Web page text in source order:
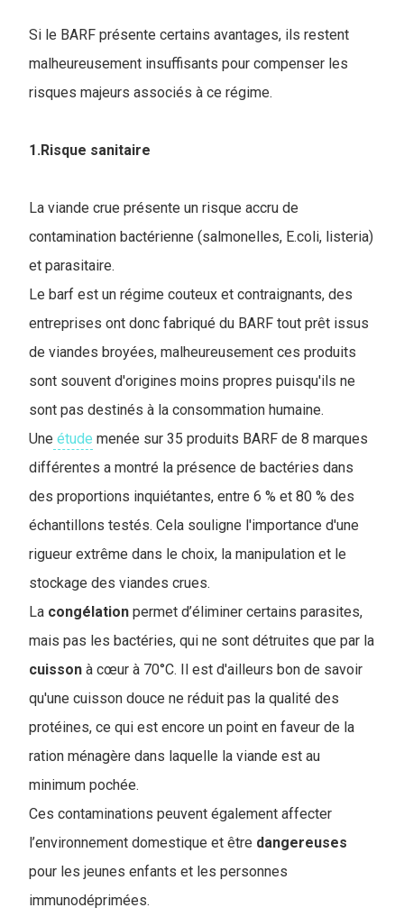
Si le BARF présente certains avantages, ils restent
malheureusement insuffisants pour compenser les
risques majeurs associés à ce régime.
1.Risque sanitaire
La viande crue présente un risque accru de
contamination bactérienne (salmonelles, E.coli, listeria)
et parasitaire.
Le barf est un régime couteux et contraignants, des
entreprises ont donc fabriqué du BARF tout prêt issus
de viandes broyées, malheureusement ces produits
sont souvent d'origines moins propres puisqu'ils ne
sont pas destinés à la consommation humaine.
Une étude menée sur 35 produits BARF de 8 marques
différentes a montré la présence de bactéries dans
des proportions inquiétantes, entre 6 % et 80 % des
échantillons testés. Cela souligne l'importance d'une
rigueur extrême dans le choix, la manipulation et le
stockage des viandes crues.
La congélation permet d’éliminer certains parasites,
mais pas les bactéries, qui ne sont détruites que par la
cuisson à cœur à 70°C. Il est d'ailleurs bon de savoir
qu'une cuisson douce ne réduit pas la qualité des
protéines, ce qui est encore un point en faveur de la
ration ménagère dans laquelle la viande est au
minimum pochée.
Ces contaminations peuvent également affecter
l’environnement domestique et être dangereuses
pour les jeunes enfants et les personnes
immunodéprimées.